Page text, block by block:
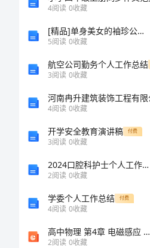
4阅读 0收藏
[精品]单身美女的袖珍公寓30平米纯开放式美宅
5阅读 0收藏
航空公司勤务个人工作总结
3阅读 0收藏
4阅读 0收藏
开学安全教育演讲稿 付费
3阅读 0收藏
2024口腔科护士个人工作总结范文
2阅读 0收藏
学委个人工作总结 付费
4阅读 0收藏
高中物理 第4章 电磁感应 习题课：楞次定律的应用 同步备课课件 新人教版选修32
2阅读 0收藏